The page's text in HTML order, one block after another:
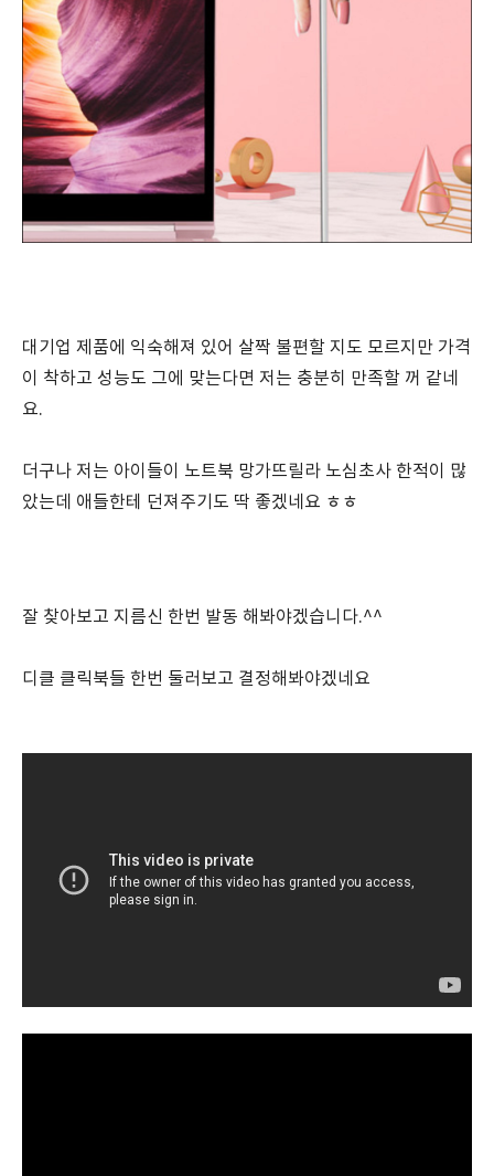
대기업 제품에 익숙해져 있어 살짝 불편할 지도 모르지만 가격
이 착하고 성능도 그에 맞는다면 저는 충분히 만족할 꺼 같네
요.
더구나 저는 아이들이 노트북 망가뜨릴라 노심초사 한적이 많
았는데 애들한테 던져주기도 딱 좋겠네요 ㅎㅎ
잘 찾아보고 지름신 한번 발동 해봐야겠습니다.^^
디클 클릭북들 한번 둘러보고 결정해봐야겠네요